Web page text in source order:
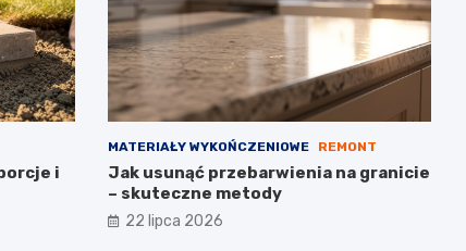
i
MATERIAŁY WYKOŃCZENIOWE REMONT
Jak usunąć przebarwienia na granicie
– skuteczne metody
22 lipca 2026